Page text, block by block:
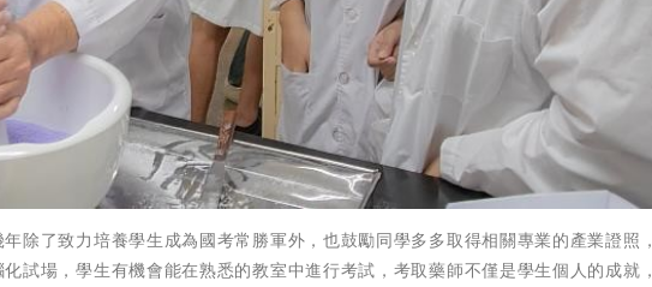
除了致力培養學生成為國考常勝軍外，也鼓勵同學多多取得相關專業的產業證照，
試場，學生有機會能在熟悉的教室中進行考試，考取藥師不僅是學生個人的成就，